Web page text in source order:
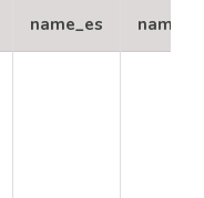
name_es